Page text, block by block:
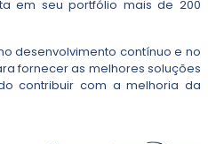
em seu portfólio mais de 200
desenvolvimento contínuo e no
fornecer as melhores soluções
contribuir com a melhoria da